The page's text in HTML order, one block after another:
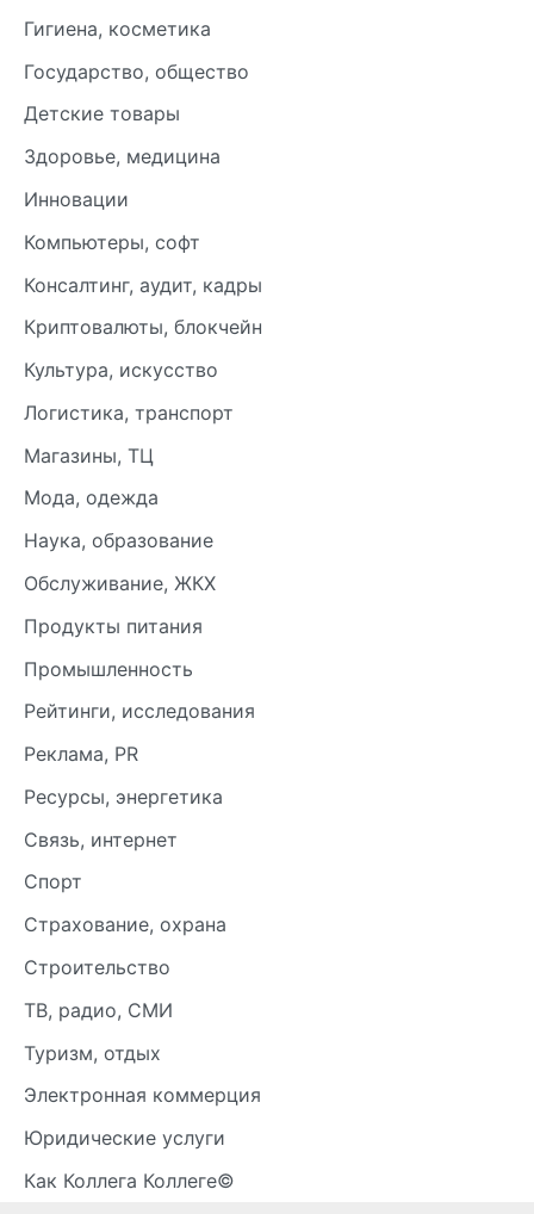
Гигиена, косметика
Государство, общество
Детские товары
Здоровье, медицина
Инновации
Компьютеры, софт
Консалтинг, аудит, кадры
Криптовалюты, блокчейн
Культура, искусство
Логистика, транспорт
Магазины, ТЦ
Мода, одежда
Наука, образование
Обслуживание, ЖКХ
Продукты питания
Промышленность
Рейтинги, исследования
Реклама, PR
Ресурсы, энергетика
Связь, интернет
Спорт
Страхование, охрана
Строительство
ТВ, радио, СМИ
Туризм, отдых
Электронная коммерция
Юридические услуги
Как Коллега Коллеге©